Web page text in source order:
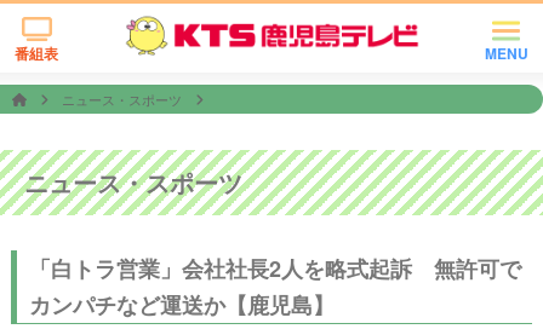
MENU
番組表
ニュース・スポーツ
ニュース・スポーツ
「白トラ営業」会社社長2人を略式起訴 無許可で
カンパチなど運送か【鹿児島】